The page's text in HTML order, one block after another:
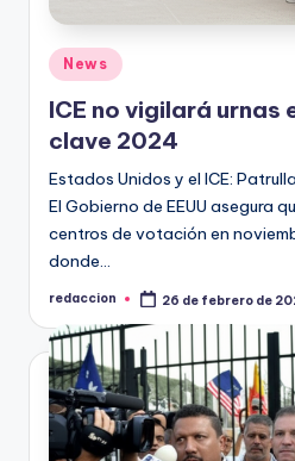
Publicado
en
News
ICE no vigilará urnas
clave 2024
Estados Unidos y el ICE:
El Gobierno de EEUU asegura
centros de votación en
donde…
Publicado
redaccion 26 de febrero de